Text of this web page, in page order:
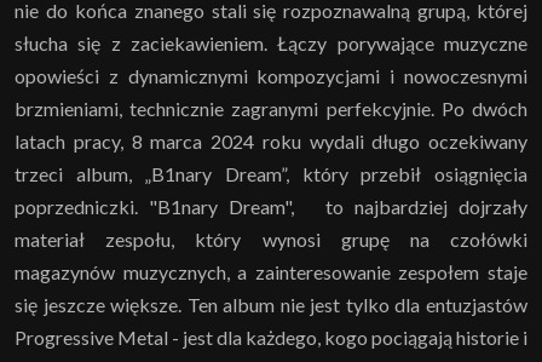
nie do końca znanego stali się rozpoznawalną grupą, której
słucha się z zaciekawieniem. Łączy porywające muzyczne
opowieści z dynamicznymi kompozycjami i nowoczesnymi
brzmieniami, technicznie zagranymi perfekcyjnie. Po dwóch
latach pracy, 8 marca 2024 roku wydali długo oczekiwany
trzeci album, „B1nary Dream”, który przebił osiągnięcia
poprzedniczki. "B1nary Dream", to najbardziej dojrzały
materiał zespołu, który wynosi grupę na czołówki
magazynów muzycznych, a zainteresowanie zespołem staje
się jeszcze większe. Ten album nie jest tylko dla entuzjastów
Progressive Metal - jest dla każdego, kogo pociągają historie i